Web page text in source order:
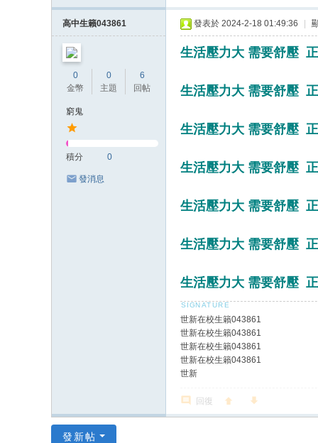
高中生籟043861
0
金幣
0
主題
6
回帖
窮鬼
積分 0
發消息
發表於 2024-2-18 01:49:36
生活壓力大 需要舒壓
生活壓力大 需要舒壓
生活壓力大 需要舒壓
生活壓力大 需要舒壓
生活壓力大 需要舒壓
生活壓力大 需要舒壓
生活壓力大 需要舒壓
世新在校生籟043861
世新在校生籟043861
世新在校生籟043861
世新在校生籟043861
世新
回復
發新帖